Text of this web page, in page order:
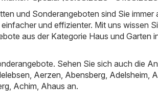
und Sonderangeboten sind Sie immer
und effizienter. Mit uns wissen
aus der Kategorie Haus und Garten
Sehen Sie sich auch die
, Aerzen, Abensberg, Adelsheim,
, Achim, Ahaus an.